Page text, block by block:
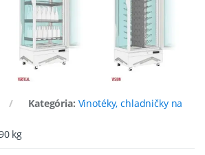
Kategória: Vinotéky, chladničky na
kg